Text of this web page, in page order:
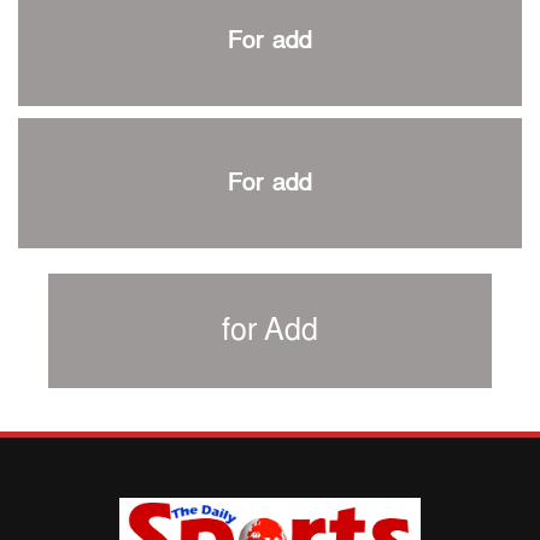
শান্ত-মুমিনুলদের ব্যাটে প্রথম দিন বাংলাদেশের
প্রচার বিমুখ এক ক্রীড়া অন্তপ্রাণ সংগঠক
নতুন সভাপতি পাচ্ছে ক্রিকেটের আইন প্রণয়নকারী সংস্থা এমসিসি
সাফের হ্যাটট্রিক মিশনে থাইল্যান্ডের পথে আফঈদারা
বায়ার্নকে বিদায় করে ফাইনালে পিএসজি
আগামী বছর থেকে শিক্ষাক্ষেত্রে খেলাধুলা বাধ্যতামূলক করা হবে:
পাকিস্তানের বিপক্ষে টেস্টের আগে বাংলাদেশের প্রস্তুতি নিয়ে
For add
For add
for Add